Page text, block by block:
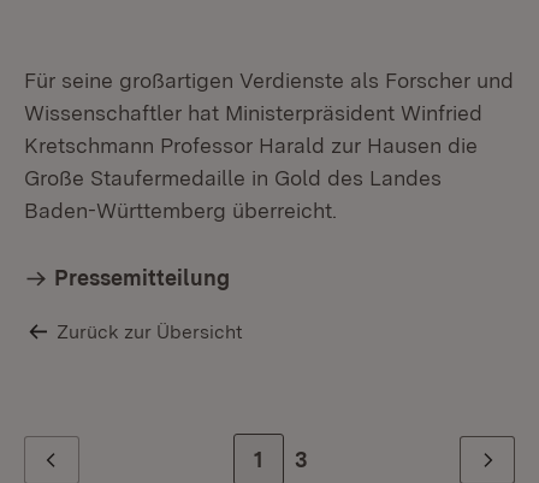
Für seine großartigen Verdienste als Forscher und
Wissenschaftler hat Ministerpräsident Winfried
Kretschmann Professor Harald zur Hausen die
Große Staufermedaille in Gold des Landes
Baden-Württemberg überreicht.
Pressemitteilung
Zurück zur Übersicht
Zur Seite
1 Zur letzten Seite
3 Weiter